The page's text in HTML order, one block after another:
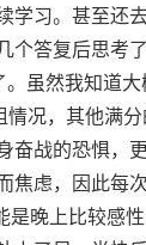
习。甚至还
答复后思考
虽然我知道
况，其他满
战的恐惧，
虑，因此每
晚上比较感